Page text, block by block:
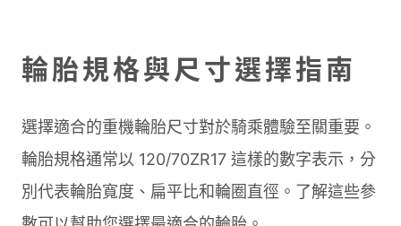
輪胎規格與尺寸選擇指南
選擇適合的重機輪胎尺寸對於騎乘體驗至關重要。
輪胎規格通常以 120/70ZR17 這樣的數字表示，分
別代表輪胎寬度、扁平比和輪圈直徑。了解這些參